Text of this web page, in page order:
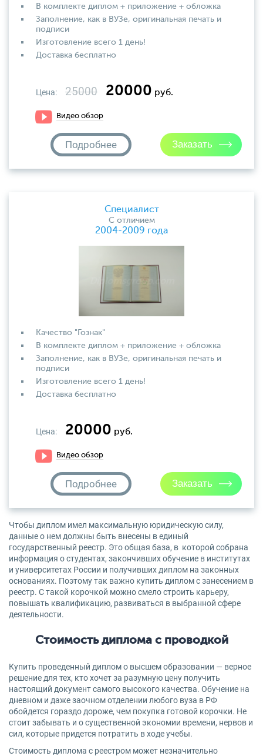
В комплекте диплом + приложение + обложка
Заполнение, как в ВУЗе, оригинальная печать и
подписи
Изготовление всего 1 день!
Доставка бесплатно
Цена: 25000 20000 руб.
Видео обзор
Подробнее
Специалист
С отличием
2004-2009 года
Качество "Гознак"
В комплекте диплом + приложение + обложка
Заполнение, как в ВУЗе, оригинальная печать и
подписи
Изготовление всего 1 день!
Доставка бесплатно
Цена: 20000 руб.
Видео обзор
Подробнее
Чтобы диплом имел максимальную юридическую силу,
данные о нем должны быть внесены в единый
государственный реестр. Это общая база, в которой собрана
информация о студентах, закончивших обучение в институтах
и университетах России и получивших диплом на законных
основаниях. Поэтому так важно купить диплом с занесением в
реестр. С такой корочкой можно смело строить карьеру,
повышать квалификацию, развиваться в выбранной сфере
деятельности.
Стоимость диплома с проводкой
Купить проведенный диплом о высшем образовании — верное
решение для тех, кто хочет за разумную цену получить
настоящий документ самого высокого качества. Обучение на
дневном и даже заочном отделении любого вуза в РФ
обойдется гораздо дороже, чем покупка готовой корочки. Не
стоит забывать и о существенной экономии времени, нервов и
сил, которые придется потратить в ходе учебы.
Стоимость диплома с реестром может незначительно